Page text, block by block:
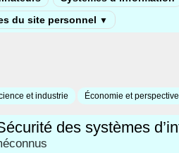
du site personnel ▼
et industrie Économie et
des systèmes